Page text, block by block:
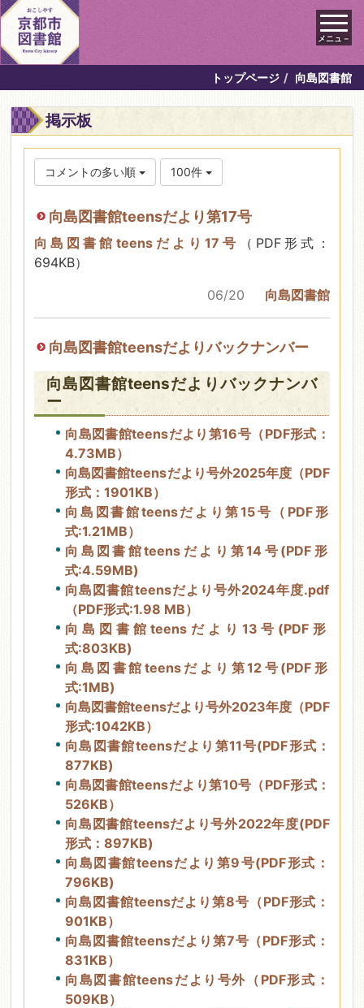
メニュ－
トップページ 向島図書館
掲示板
コメントの多い順 100件
向島図書館teensだより第17号
向島図書館teensだより17号
（PDF形式：
694KB）
06/20
向島図書館
向島図書館teensだよりバックナンバー
向島図書館teensだよりバックナンバ
ー
向島図書館teensだより第16号（PDF形式：
4.73MB）
向島図書館teensだより号外2025年度（PDF
形式：1901KB）
向島図書館teensだより第15号（PDF形
式:1.21MB）
向島図書館teensだより第14号(PDF形
式:4.59MB)
向島図書館teensだより号外2024年度.pdf
（PDF形式:1.98 MB）
向島図書館teensだより13号(PDF形
式:803KB)
向島図書館teensだより第12号(PDF形
式:1MB)
向島図書館teensだより号外2023年度（PDF
形式:1042KB）
向島図書館teensだより第11号(PDF形式：
877KB)
向島図書館teensだより第10号（PDF形式：
526KB）
向島図書館teensだより号外2022年度(PDF
形式：897KB)
向島図書館teensだより第9号(PDF形式：
796KB)
向島図書館teensだより第8号（PDF形式：
901KB）
向島図書館teensだより第7号（PDF形式：
831KB）
向島図書館teensだより号外（PDF形式：
509KB）